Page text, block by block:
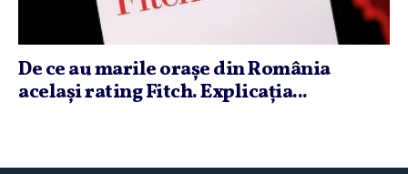
De ce au marile oraşe din România
acelaşi rating Fitch. Explicaţia...